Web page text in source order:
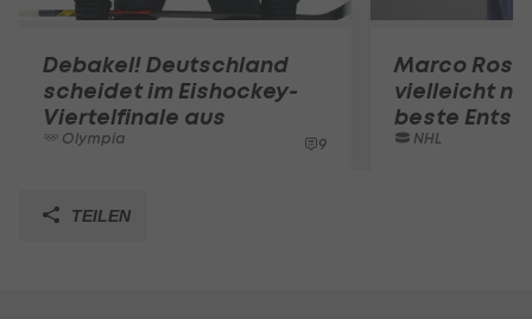
Debakel! Deutschland
scheidet im Eishockey-
Viertelfinale aus
Olympia 9
Marco
vielleicht
beste
NHL
TEILEN